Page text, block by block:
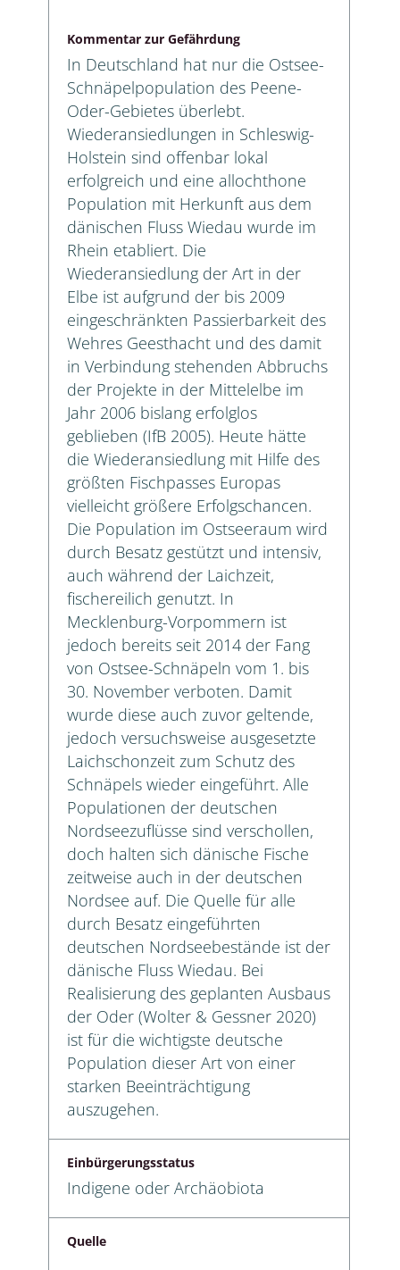
Kommentar zur Gefährdung
In Deutschland hat nur die Ostsee-
Schnäpelpopulation des Peene-
Oder-Gebietes überlebt.
Wiederansiedlungen in Schleswig-
Holstein sind offenbar lokal
erfolgreich und eine allochthone
Population mit Herkunft aus dem
dänischen Fluss Wiedau wurde im
Rhein etabliert. Die
Wiederansiedlung der Art in der
Elbe ist aufgrund der bis 2009
eingeschränkten Passierbarkeit des
Wehres Geesthacht und des damit
in Verbindung stehenden Abbruchs
der Projekte in der Mittelelbe im
Jahr 2006 bislang erfolglos
geblieben (IfB 2005). Heute hätte
die Wiederansiedlung mit Hilfe des
größten Fischpasses Europas
vielleicht größere Erfolgschancen.
Die Population im Ostseeraum wird
durch Besatz gestützt und intensiv,
auch während der Laichzeit,
fischereilich genutzt. In
Mecklenburg-Vorpommern ist
jedoch bereits seit 2014 der Fang
von Ostsee-Schnäpeln vom 1. bis
30. November verboten. Damit
wurde diese auch zuvor geltende,
jedoch versuchsweise ausgesetzte
Laichschonzeit zum Schutz des
Schnäpels wieder eingeführt. Alle
Populationen der deutschen
Nordseezuflüsse sind verschollen,
doch halten sich dänische Fische
zeitweise auch in der deutschen
Nordsee auf. Die Quelle für alle
durch Besatz eingeführten
deutschen Nordseebestände ist der
dänische Fluss Wiedau. Bei
Realisierung des geplanten Ausbaus
der Oder (Wolter & Gessner 2020)
ist für die wichtigste deutsche
Population dieser Art von einer
starken Beeinträchtigung
auszugehen.
Einbürgerungsstatus
Indigene oder Archäobiota
Quelle